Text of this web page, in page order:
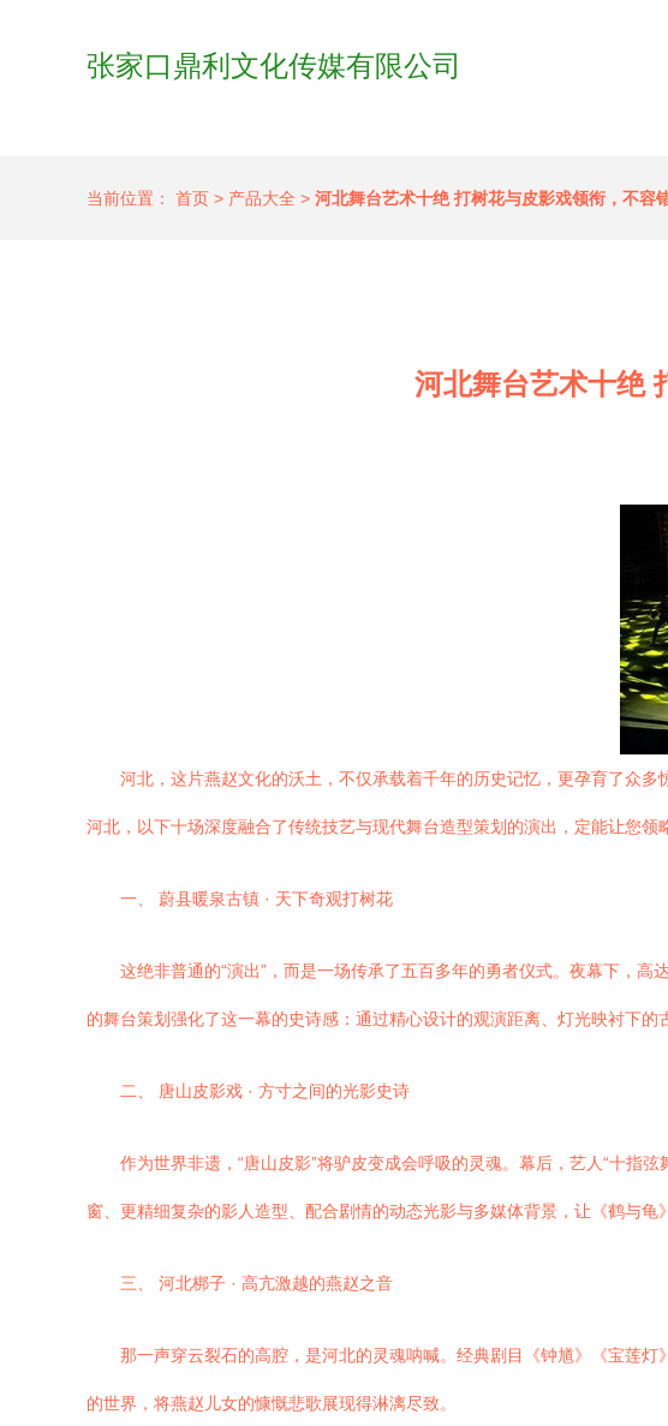
张家口鼎利文化传媒有限公司
当前位置： 首页 > 产品大全 > 河北舞台艺术十绝 打树花与皮影戏领衔，不容
河北舞台艺术十绝
河北，这片燕赵文化的沃土，不仅承载着千年的历史记忆，更孕育了众
河北，以下十场深度融合了传统技艺与现代舞台造型策划的演出，定能让您领
一、 蔚县暖泉古镇 · 天下奇观打树花
这绝非普通的“演出”，而是一场传承了五百多年的勇者仪式。夜幕下，
的舞台策划强化了这一幕的史诗感：通过精心设计的观演距离、灯光映衬下
二、 唐山皮影戏 · 方寸之间的光影史诗
作为世界非遗，“唐山皮影”将驴皮变成会呼吸的灵魂。幕后，艺人“十指
窗、更精细复杂的影人造型、配合剧情的动态光影与多媒体背景，让《鹤与龟
三、 河北梆子 · 高亢激越的燕赵之音
那一声穿云裂石的高腔，是河北的灵魂呐喊。经典剧目《钟馗》《宝莲
的世界，将燕赵儿女的慷慨悲歌展现得淋漓尽致。